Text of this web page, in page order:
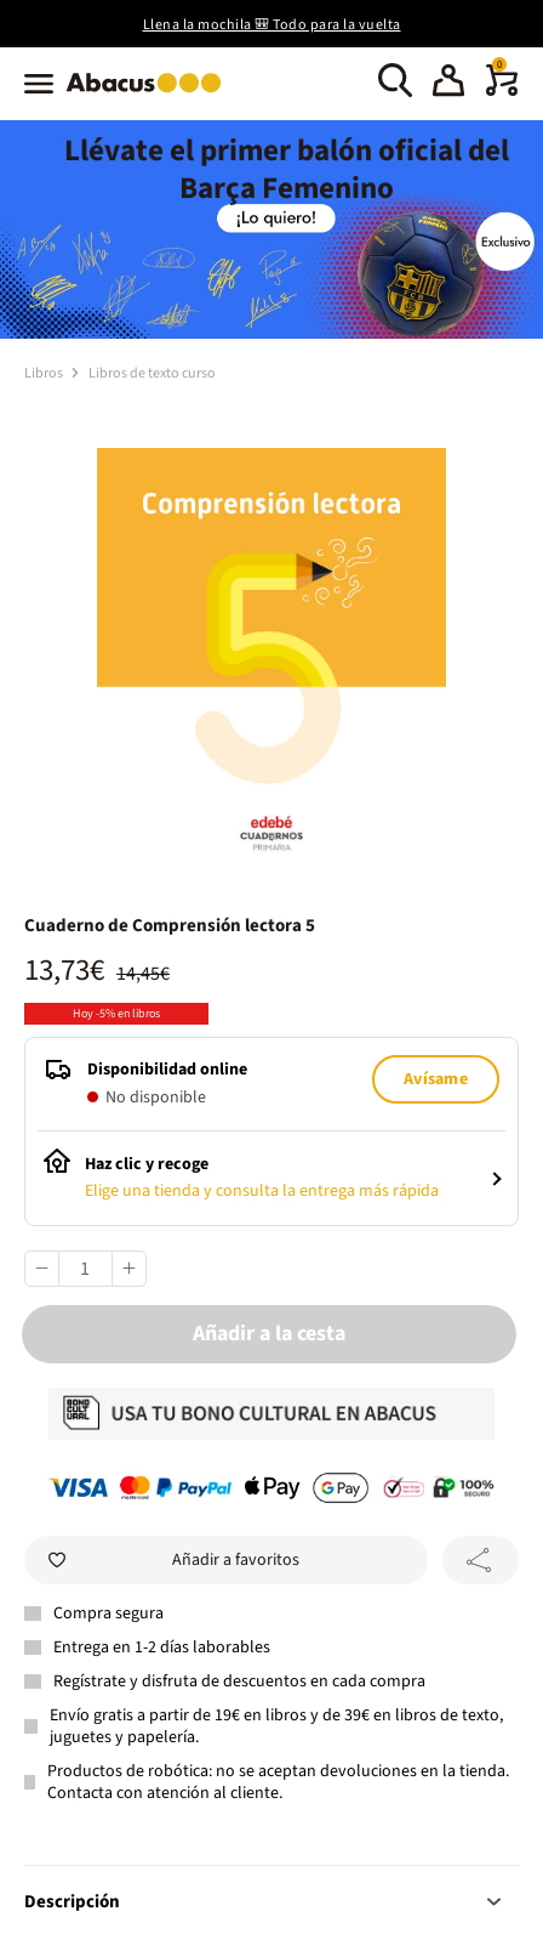
Llena la mochila 🎒 Todo para la vuelta
0
Llévate el primer balón oficial del
Barça Femenino
Libros Libros de texto curso
Cuaderno de Comprensión lectora 5
14,45€
13,73€
Hoy -5% en libros
Disponibilidad online
No disponible
Avísame
Haz clic y recoge
Elige una tienda y consulta la entrega más rápida
Añadir a la cesta
Añadir a favoritos
Compra segura
Entrega en 1-2 días laborables
Regístrate y disfruta de descuentos en cada compra
Envío gratis a partir de 19€ en libros y de 39€ en libros de texto,
juguetes y papelería.
Productos de robótica: no se aceptan devoluciones en la tienda.
Contacta con atención al cliente.
Descripción